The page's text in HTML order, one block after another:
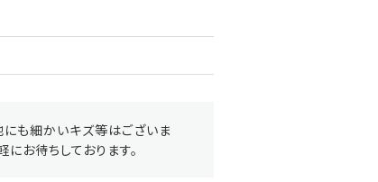
も細かいキズ等はございま
お待ちしております。